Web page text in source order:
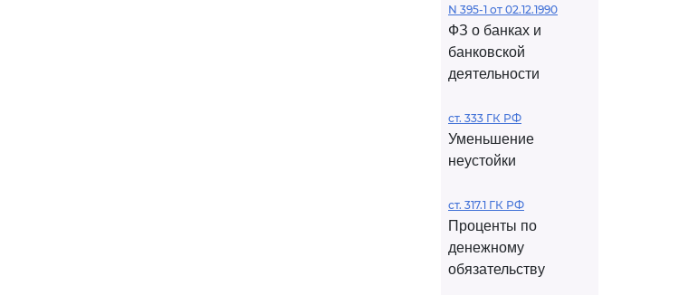
N 395-1 от 02.12.1990
ФЗ о банках и
банковской
деятельности
ст. 333 ГК РФ
Уменьшение
неустойки
ст. 317.1 ГК РФ
Проценты по
денежному
обязательству